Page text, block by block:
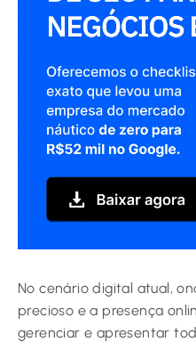
No cenário digital atual,
precioso e a presença
gerenciar e apresentar